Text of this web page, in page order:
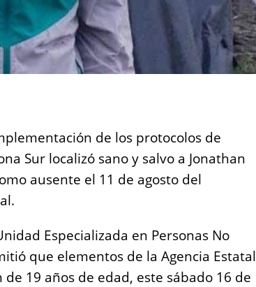
de los protocolos de
Sur localizó sano y salvo a Jonathan
ausente el 11 de agosto del
Especializada en Personas No
que elementos de la Agencia Estatal
19 años de edad, este sábado 16 de